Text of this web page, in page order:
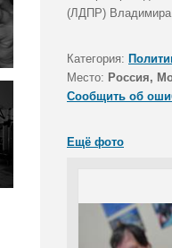
(ЛДПР) Владимира
Категория:
Место: Россия,
Сообщить об
Ещё фото